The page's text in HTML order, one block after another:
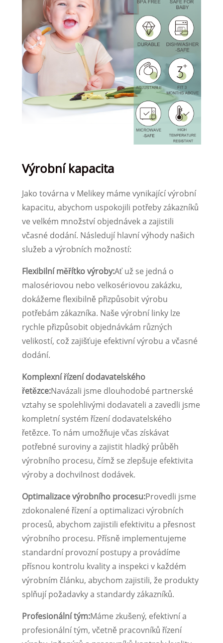
Výrobní kapacita
Jako továrna v Melikey máme vynikající výrobní
kapacitu, abychom uspokojili potřeby zákazníků
ve velkém množství objednávek a zajistili
včasné dodání. Následují hlavní výhody našich
služeb a výrobních možností:
Flexibilní měřítko výroby:Ať už se jedná o
malosériovou nebo velkosériovou zakázku,
dokážeme flexibilně přizpůsobit výrobu
potřebám zákazníka. Naše výrobní linky lze
rychle přizpůsobit objednávkám různých
velikostí, což zajišťuje efektivní výrobu a včasné
dodání.
Komplexní řízení dodavatelského
řetězce:Navázali jsme dlouhodobé partnerské
vztahy se spolehlivými dodavateli a zavedli jsme
kompletní systém řízení dodavatelského
řetězce. To nám umožňuje včas získávat
potřebné suroviny a zajistit hladký průběh
výrobního procesu, čímž se zlepšuje efektivita
výroby a dochvilnost dodávek.
Optimalizace výrobního procesu:Provedli jsme
zdokonalené řízení a optimalizaci výrobních
procesů, abychom zajistili efektivitu a přesnost
výrobního procesu. Přísně implementujeme
standardní provozní postupy a provádíme
přísnou kontrolu kvality a inspekci v každém
výrobním článku, abychom zajistili, že produkty
splňují požadavky a standardy zákazníků.
Profesionální tým:Máme zkušený, efektivní a
profesionální tým, včetně pracovníků řízení